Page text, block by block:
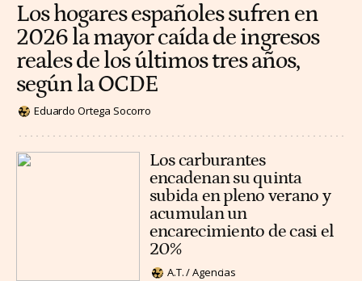
Los hogares españoles sufren en
2026 la mayor caída de ingresos
reales de los últimos tres años,
según la OCDE
Eduardo Ortega Socorro
Los carburantes
encadenan su quinta
subida en pleno verano y
acumulan un
encarecimiento de casi el
20%
A.T. / Agencias